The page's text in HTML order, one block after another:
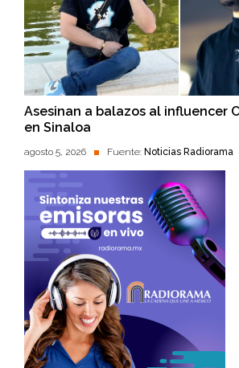
Asesinan a balazos al influencer
en Sinaloa
agosto 5, 2026 Fuente: Noticias Radiorama